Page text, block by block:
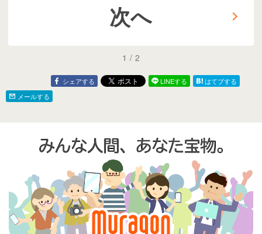
次へ
1 / 2
シェアする LINEする
はてブする
メールする